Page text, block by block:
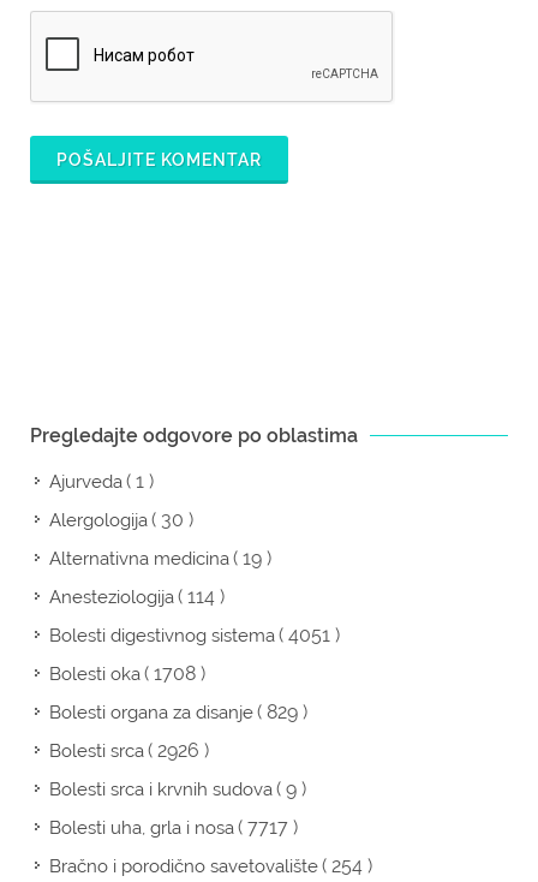
POŠALJITE KOMENTAR
Pregledajte odgovore po oblastima
Ajurveda( 1 )
Alergologija( 30 )
Alternativna medicina( 19 )
Anesteziologija( 114 )
Bolesti digestivnog sistema( 4051 )
Bolesti oka( 1708 )
Bolesti organa za disanje( 829 )
Bolesti srca( 2926 )
Bolesti srca i krvnih sudova( 9 )
Bolesti uha, grla i nosa( 7717 )
Bračno i porodično savetovalište( 254 )